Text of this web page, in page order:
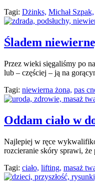
Tagi: Dżinks, Michał Szpak,
Śladem
Przez wieki sięgaliśmy po
lub – częściej – ją na
Tagi: niewierna żona, pas
Oddam ciało w
Najlepiej w ręce
rozcieranie skóry sprawi, że
Tagi: ciało, lifting, masaż